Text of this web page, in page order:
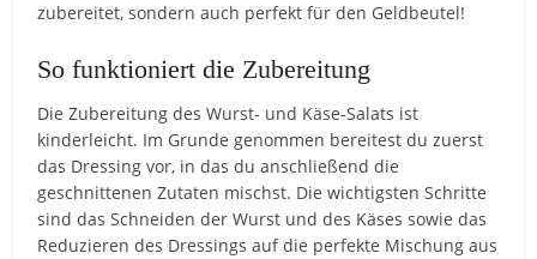
zubereitet, sondern auch perfekt für den Geldbeutel!
So funktioniert die Zubereitung
Die Zubereitung des Wurst- und Käse-Salats ist
kinderleicht. Im Grunde genommen bereitest du zuerst
das Dressing vor, in das du anschließend die
geschnittenen Zutaten mischst. Die wichtigsten Schritte
sind das Schneiden der Wurst und des Käses sowie das
Reduzieren des Dressings auf die perfekte Mischung aus